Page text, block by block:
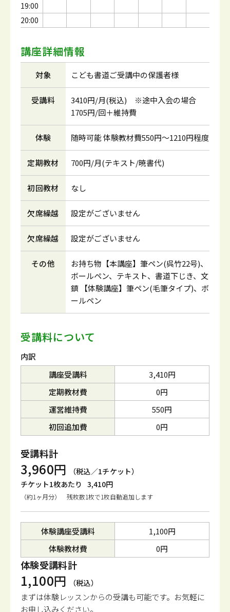
19:00
20:00
講座詳細情報
対象 こども書道ご受講中の保護者様
受講料
3410円/月(税込) ※途中入会の場合
1705円/回＋維持費
体験 随時可能 体験教材費550円～1210円程度
定期教材 700円/月(テキスト/暁書代)
初回教材 なし
欠席繰越 設定がございません
欠席繰越 設定がございません
その他
お持ち物【本講座】筆ペン(呉竹22号)、
ボールペン、テキスト、書道下じき、文
鎮 【体験講座】筆ペン(毛筆タイプ)、ボ
ールペン
受講料について
内訳
講座受講料
3,410円
定期教材費
0円
運営維持費
550円
初回追加費
0円
受講料計
3,960円
（税込／1チケット）
チケット1枚あたり 3,410円
（約1ヶ月分） 残枚数1枚で1枚自動追加します
体験講座受講料
1,100円
体験教材費
0円
体験受講料計
1,100円 （税込）
まずは体験レッスンからの受講も可能です。 お気軽に
お申し込みください。